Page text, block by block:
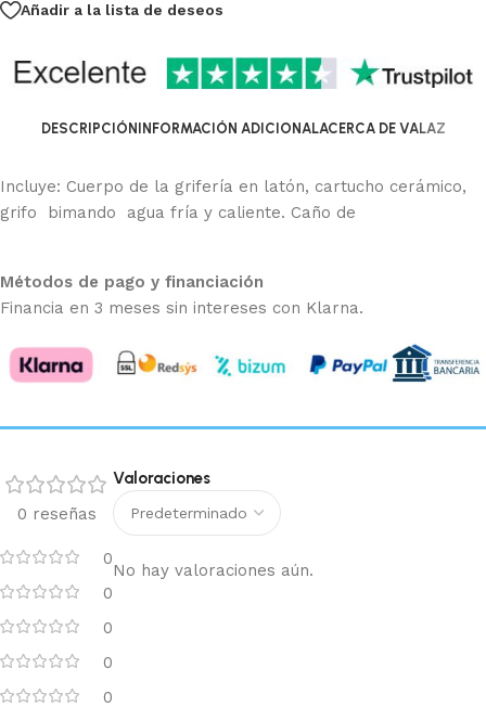
Añadir a la lista de deseos
DESCRIPCIÓN INFORMACIÓN ADICIONALACERCA DE VALAZ
Incluye: Cuerpo de la grifería en latón, cartucho cerámico,
grifo bimando agua fría y caliente. Caño de
Métodos de pago y financiación
Financia en 3 meses sin intereses con Klarna.
0 reseñas
0
0
0
0
0
Valoraciones
No hay valoraciones aún.